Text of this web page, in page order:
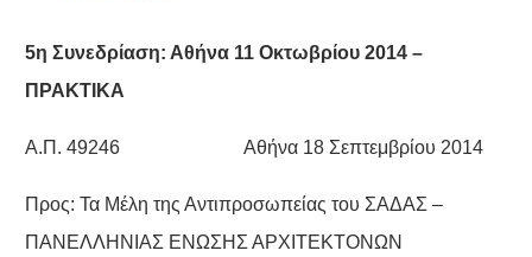
5η Συνεδρίαση: Αθήνα 11 Οκτωβρίου 2014 –
ΠΡΑΚΤΙΚΑ
Α.Π. 49246 Αθήνα 18 Σεπτεμβρίου 2014
Προς: Τα Μέλη της Αντιπροσωπείας του ΣΑΔΑΣ –
ΠΑΝΕΛΛΗΝΙΑΣ ΕΝΩΣΗΣ ΑΡΧΙΤΕΚΤΟΝΩΝ